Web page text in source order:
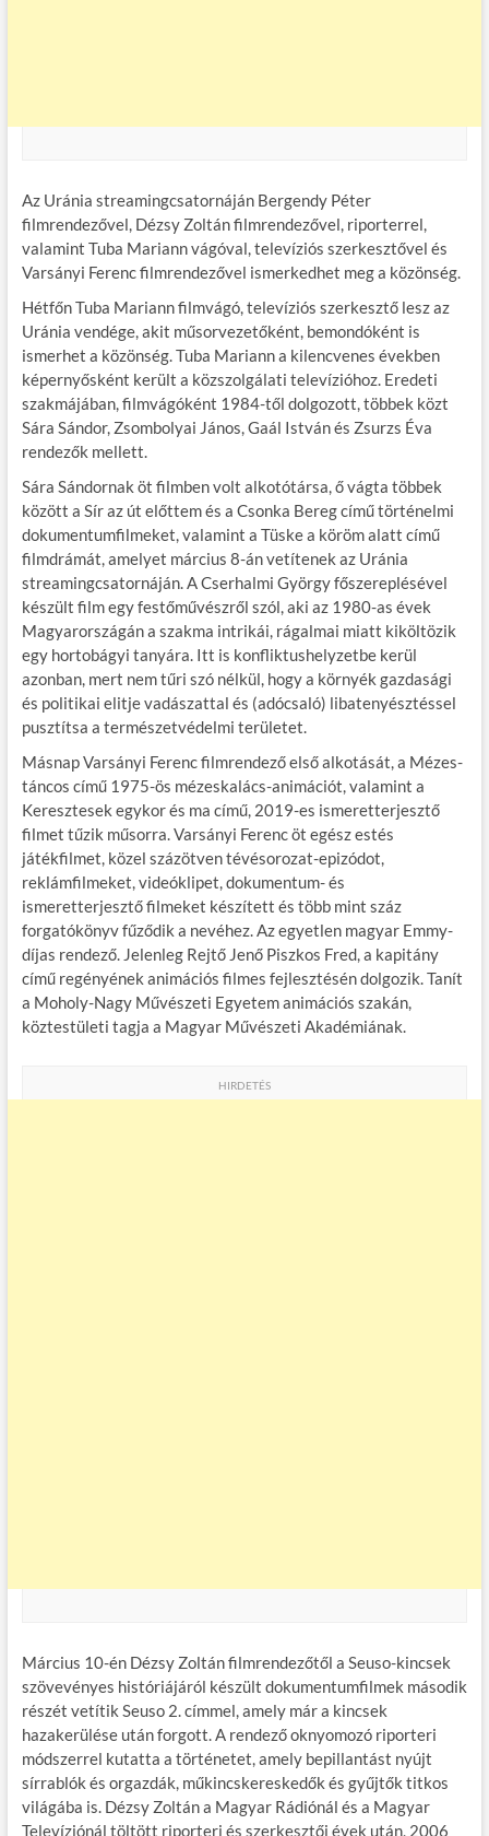
Az Uránia streamingcsatornáján Bergendy Péter
filmrendezővel, Dézsy Zoltán filmrendezővel, riporterrel,
valamint Tuba Mariann vágóval, televíziós szerkesztővel és
Varsányi Ferenc filmrendezővel ismerkedhet meg a közönség.
Hétfőn Tuba Mariann filmvágó, televíziós szerkesztő lesz az
Uránia vendége, akit műsorvezetőként, bemondóként is
ismerhet a közönség. Tuba Mariann a kilencvenes években
képernyősként került a közszolgálati televízióhoz. Eredeti
szakmájában, filmvágóként 1984-től dolgozott, többek közt
Sára Sándor, Zsombolyai János, Gaál István és Zsurzs Éva
rendezők mellett.
Sára Sándornak öt filmben volt alkotótársa, ő vágta többek
között a Sír az út előttem és a Csonka Bereg című történelmi
dokumentumfilmeket, valamint a Tüske a köröm alatt című
filmdrámát, amelyet március 8-án vetítenek az Uránia
streamingcsatornáján. A Cserhalmi György főszereplésével
készült film egy festőművészről szól, aki az 1980-as évek
Magyarországán a szakma intrikái, rágalmai miatt kiköltözik
egy hortobágyi tanyára. Itt is konfliktushelyzetbe kerül
azonban, mert nem tűri szó nélkül, hogy a környék gazdasági
és politikai elitje vadászattal és (adócsaló) libatenyésztéssel
pusztítsa a természetvédelmi területet.
Másnap Varsányi Ferenc filmrendező első alkotását, a Mézes-
táncos című 1975-ös mézeskalács-animációt, valamint a
Keresztesek egykor és ma című, 2019-es ismeretterjesztő
filmet tűzik műsorra. Varsányi Ferenc öt egész estés
játékfilmet, közel százötven tévésorozat-epizódot,
reklámfilmeket, videóklipet, dokumentum- és
ismeretterjesztő filmeket készített és több mint száz
forgatókönyv fűződik a nevéhez. Az egyetlen magyar Emmy-
díjas rendező. Jelenleg Rejtő Jenő Piszkos Fred, a kapitány
című regényének animációs filmes fejlesztésén dolgozik. Tanít
a Moholy-Nagy Művészeti Egyetem animációs szakán,
köztestületi tagja a Magyar Művészeti Akadémiának.
HIRDETÉS
Március 10-én Dézsy Zoltán filmrendezőtől a Seuso-kincsek
szövevényes históriájáról készült dokumentumfilmek második
részét vetítik Seuso 2. címmel, amely már a kincsek
hazakerülése után forgott. A rendező oknyomozó riporteri
módszerrel kutatta a történetet, amely bepillantást nyújt
sírrablók és orgazdák, műkincskereskedők és gyűjtők titkos
világába is. Dézsy Zoltán a Magyar Rádiónál és a Magyar
Televíziónál töltött riporteri és szerkesztői évek után, 2006